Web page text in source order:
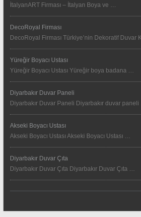
İtalyanART Firması – İtalyan Boya ve …
DecoRoyal Firması
DecoRoyal Firması Türkiye’nin Dekoratif Duvar
Yüreğir Boyacı Ustası
Yüreğir Boyacı Ustası Yüreğir boya badana …
Diyarbakır Duvar Paneli
Diyarbakır Duvar Paneli Diyarbakır duvar
Akseki Boyacı Ustası
Akseki Boyacı Ustası Akseki Boyacı Ustası …
Diyarbakır Duvar Çıta
Diyarbakır Duvar Çıta Diyarbakır Duvar Çıta …